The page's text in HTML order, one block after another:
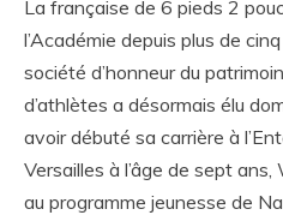
La française de 6 pieds 2
l’Académie depuis plus de
société d’honneur du
d’athlètes a désormais élu
avoir débuté sa carrière à
Versailles à l’âge de sept
au programme jeunesse de